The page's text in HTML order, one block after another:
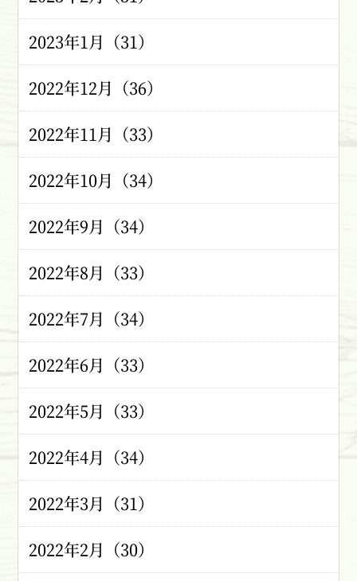
2023年1月（31）
2022年12月（36）
2022年11月（33）
2022年10月（34）
2022年9月（34）
2022年8月（33）
2022年7月（34）
2022年6月（33）
2022年5月（33）
2022年4月（34）
2022年3月（31）
2022年2月（30）